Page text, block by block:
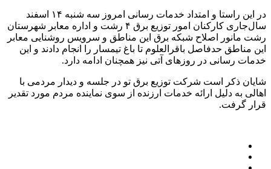
در این راستا و امتداد خدمات رسانی امروز سه شنبه ۱۴ اسفند
سال‌جاری کارکنان امور توزیع برق ۴ رشت و اداره معابر شهرستان
رشت مانور اصلاح شبکه برق این مناطق و سرویس روشنایی معابر
این مناطق حدفاصل باقرالعلوم تا باغ تیمسار را انجام دادند و این
خدمات رسانی در روزهای آتی نیز همچنان ادامه دارد.
شایان ذکر است شرکت توزیع برق تو در جلسه و دیدار مردمی با
اهالی به دلیل ارائه خدمات ارزنده از سوی نماینده مردم مورد تقدیر
قرار گرفت.